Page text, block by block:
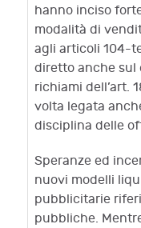
hanno inciso
modalità di
agli articoli 104-
diretto anche sul
richiami dell’art.
volta legata
disciplina delle
Speranze ed
nuovi modelli
pubblicitarie
pubbliche.